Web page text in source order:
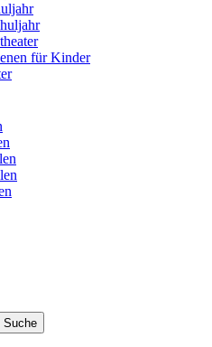
für Kinder
Suche